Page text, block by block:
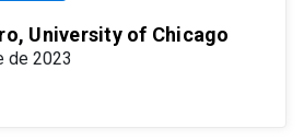
University of Chicago
de 2023